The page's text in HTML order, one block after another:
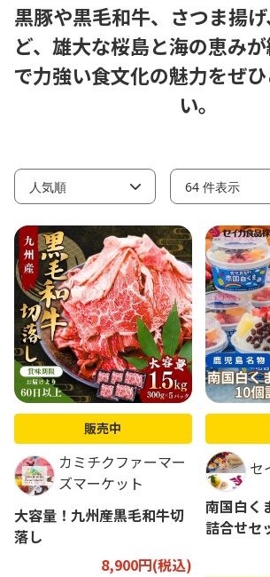
黒豚や黒毛和牛、さつま揚
ど、雄大な桜島と海の恵み
で力強い食文化の魅力をぜ
い。
販売中
カミチクファーマー
ズマーケット
大容量！九州産黒毛和牛切
落し
8,900円(税込)
セ
南国白く
詰合せセ